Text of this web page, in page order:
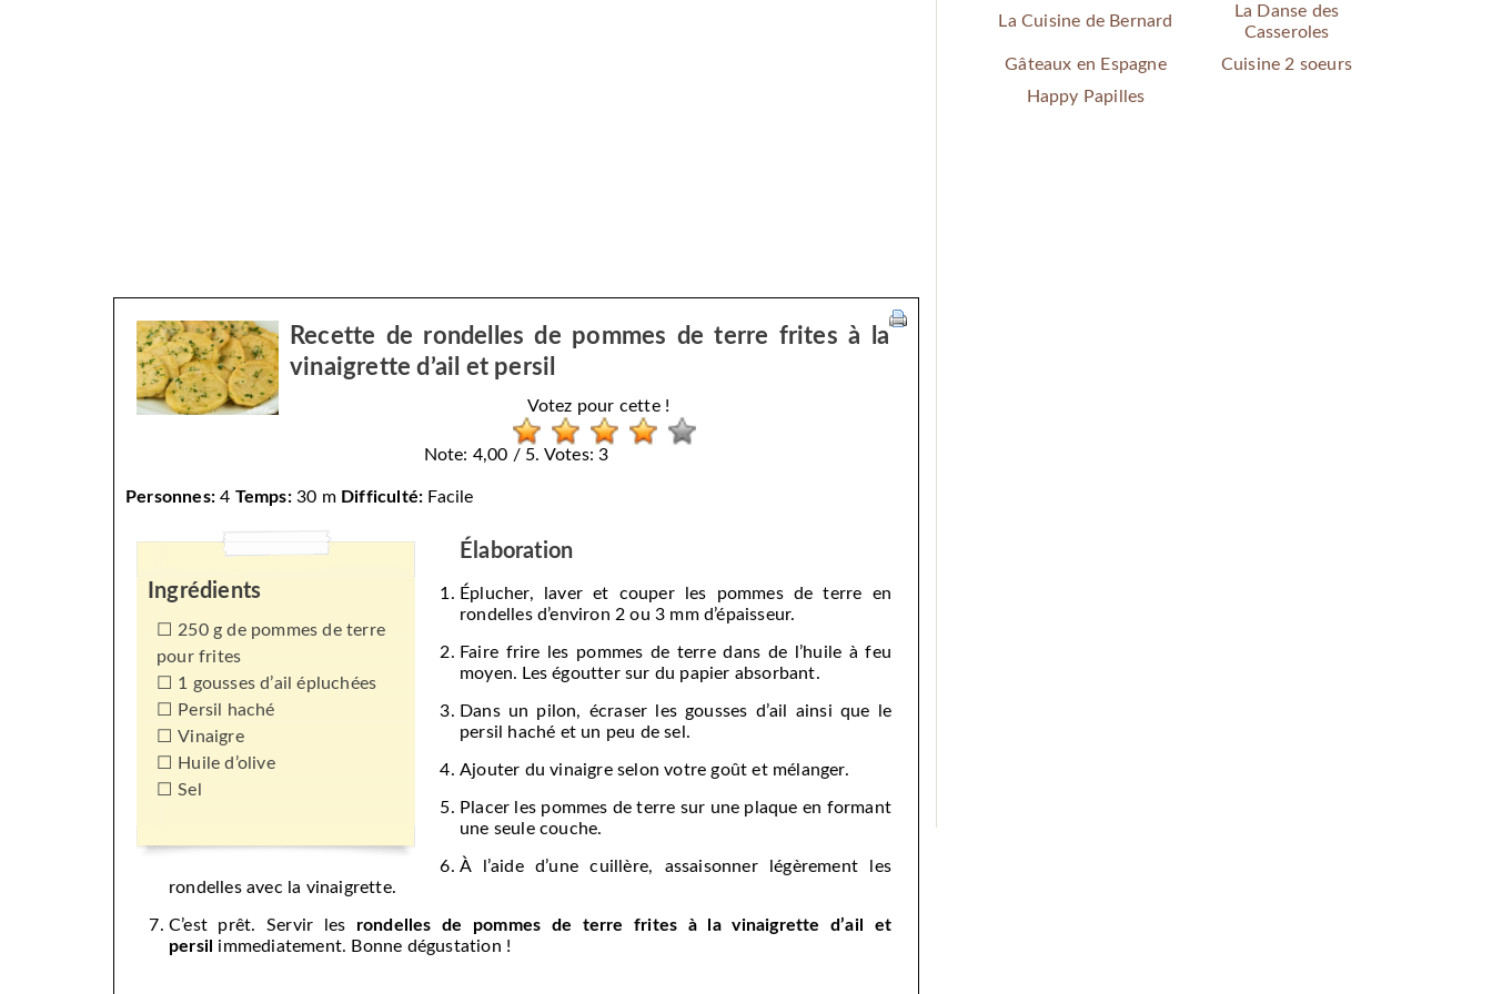
Recette de rondelles de pommes de terre frites à la
vinaigrette d’ail et persil
Votez pour cette !
Note: 4,00 / 5. Votes: 3
Personnes: 4 Temps: 30 m Difficulté: Facile
Ingrédients
250 g de pommes de terre
pour frites
1 gousses d’ail épluchées
Persil haché
Vinaigre
Huile d’olive
Sel
Élaboration
Éplucher, laver et couper les pommes de terre en
rondelles d’environ 2 ou 3 mm d’épaisseur.
Faire frire les pommes de terre dans de l’huile à feu
moyen. Les égoutter sur du papier absorbant.
Dans un pilon, écraser les gousses d’ail ainsi que le
persil haché et un peu de sel.
Ajouter du vinaigre selon votre goût et mélanger.
Placer les pommes de terre sur une plaque en formant
une seule couche.
À l’aide d’une cuillère, assaisonner légèrement les
rondelles avec la vinaigrette.
C’est prêt. Servir les rondelles de pommes de terre frites à la vinaigrette d’ail et
persil immediatement. Bonne dégustation !
La Cuisine de Bernard
La Danse des
Casseroles
Gâteaux en Espagne
Cuisine 2 soeurs
Happy Papilles